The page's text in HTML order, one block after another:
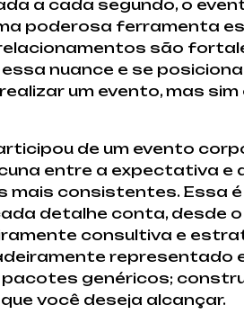
a cada segundo, o
poderosa ferramenta
são
nuance e se
um evento, mas
de um evento
entre a expectativa e
consistentes. Essa
detalhe conta, desde
consultiva e
representado
genéricos;
você deseja alcançar.